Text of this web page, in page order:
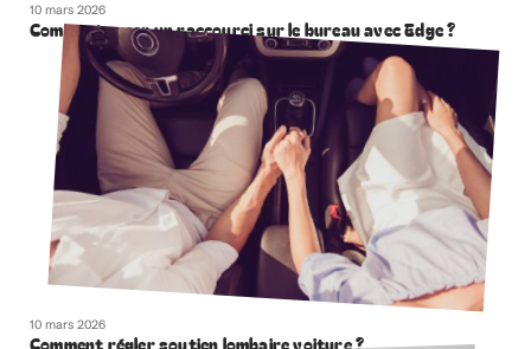
10 mars 2026
Comment creer un raccourci sur le bureau avec Edge ?
10 mars 2026
Comment régler soutien lombaire voiture ?